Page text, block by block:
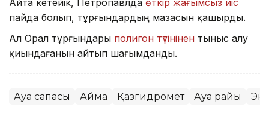
пайда болып, тұрғындардың мазасын қашырды.
Ал Орал тұрғындары полигон түтінінен тыныс алу
қиындағанын айтып шағымданды.
Ауа сапасы Аймақ Қазгидромет Ауа райы